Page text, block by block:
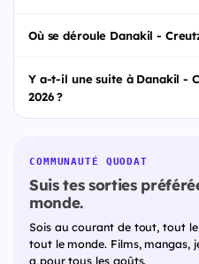
Où se déroule Danakil -
Y a-t-il une suite à Danakil -
2026 ?
COMMUNAUTÉ QUODAT
Suis tes sorties
monde.
Sois au courant de tout, tout
tout le monde. Films, mangas,
a pour tous les goûts.